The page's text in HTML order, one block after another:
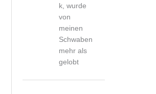
k, wurde
von
meinen
Schwaben
mehr als
gelobt